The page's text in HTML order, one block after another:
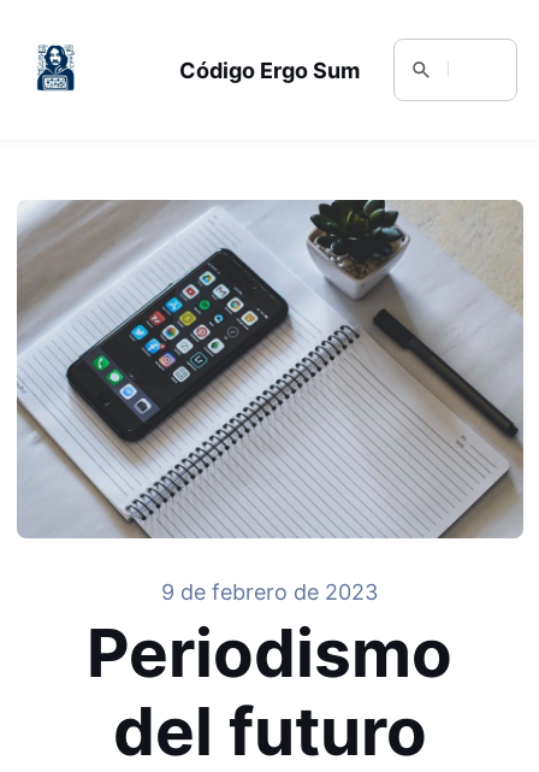
Código Ergo Sum
9 de febrero de 2023
Periodismo
del futuro